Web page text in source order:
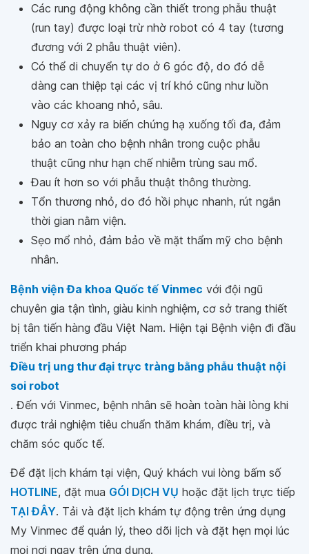
Các rung động không cần thiết trong phẫu thuật
(run tay) được loại trừ nhờ robot có 4 tay (tương
đương với 2 phẫu thuật viên).
Có thể di chuyển tự do ở 6 góc độ, do đó dễ
dàng can thiệp tại các vị trí khó cũng như luồn
vào các khoang nhỏ, sâu.
Nguy cơ xảy ra biến chứng hạ xuống tối đa, đảm
bảo an toàn cho bệnh nhân trong cuộc phẫu
thuật cũng như hạn chế nhiễm trùng sau mổ.
Đau ít hơn so với phẫu thuật thông thường.
Tổn thương nhỏ, do đó hồi phục nhanh, rút ngắn
thời gian nằm viện.
Sẹo mổ nhỏ, đảm bảo về mặt thẩm mỹ cho bệnh
nhân.
Bệnh viện Đa khoa Quốc tế Vinmecvới đội ngũ
chuyên gia tận tình, giàu kinh nghiệm, cơ sở trang thiết
bị tân tiến hàng đầu Việt Nam. Hiện tại Bệnh viện đi đầu
triển khai phương pháp
Điều trị ung thư đại trực tràng bằng phẫu thuật nội
soi robot
. Đến với Vinmec, bệnh nhân sẽ hoàn toàn hài lòng khi
được trải nghiệm tiêu chuẩn thăm khám, điều trị, và
chăm sóc quốc tế.
Để đặt lịch khám tại viện, Quý khách vui lòng bấm số
HOTLINE, đặt mua GÓI DỊCH VỤ hoặc đặt lịch trực tiếp
TẠI ĐÂY. Tải và đặt lịch khám tự động trên ứng dụng
My Vinmec để quản lý, theo dõi lịch và đặt hẹn mọi lúc
mọi nơi ngay trên ứng dụng.